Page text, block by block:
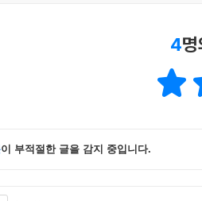
우리에게 중요한 질문을 던지고 그
시대의 이 무자비한 저주 를 완전히
고 있는 문제를 놀랍고도 명쾌하
(의사이자 작가)
4
이 부적절한 글을 감지 중입니다.